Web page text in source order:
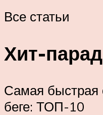
Все статьи
Хит-
Самая быстрая
беге: ТОП-10